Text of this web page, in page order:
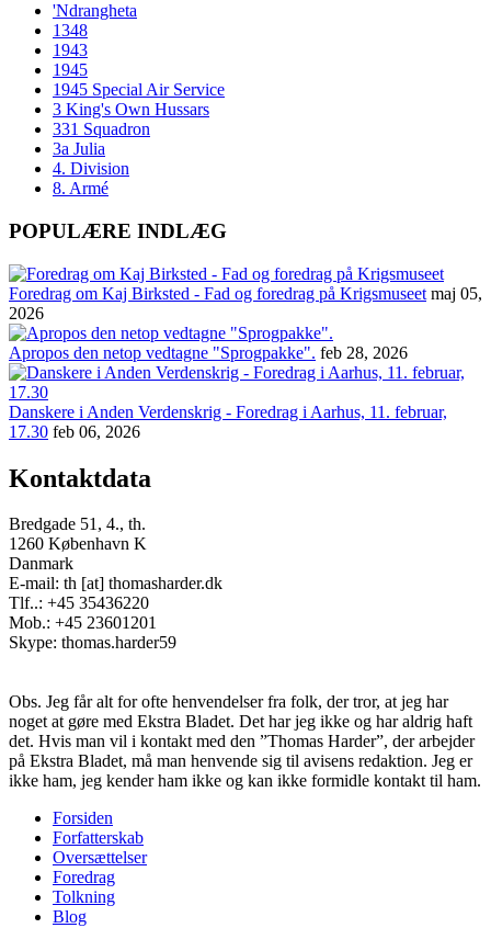
'Ndrangheta
1348
1943
1945
1945 Special Air Service
3 King's Own Hussars
331 Squadron
3a Julia
4. Division
8. Armé
POPULÆRE INDLÆG
Foredrag om Kaj Birksted - Fad og foredrag på Krigsmuseet maj 05,
2026
Apropos den netop vedtagne "Sprogpakke". feb 28, 2026
Danskere i Anden Verdenskrig - Foredrag i Aarhus, 11. februar,
17.30 feb 06, 2026
Kontaktdata
Bredgade 51, 4., th.
1260 København K
Danmark
E-mail: th [at] thomasharder.dk
Tlf..: +45 35436220
Mob.: +45 23601201
Skype: thomas.harder59
Obs. Jeg får alt for ofte henvendelser fra folk, der tror, at jeg har
noget at gøre med Ekstra Bladet. Det har jeg ikke og har aldrig haft
det. Hvis man vil i kontakt med den ”Thomas Harder”, der arbejder
på Ekstra Bladet, må man henvende sig til avisens redaktion. Jeg er
ikke ham, jeg kender ham ikke og kan ikke formidle kontakt til ham.
Footer
menu
Forsiden
Forfatterskab
Oversættelser
Foredrag
Tolkning
Blog